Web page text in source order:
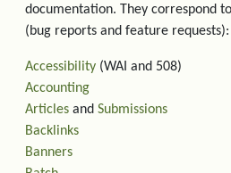
documentation. They correspond to
(bug reports and feature requests):
Accessibility (WAI and 508)
Accounting
Articles and Submissions
Backlinks
Banners